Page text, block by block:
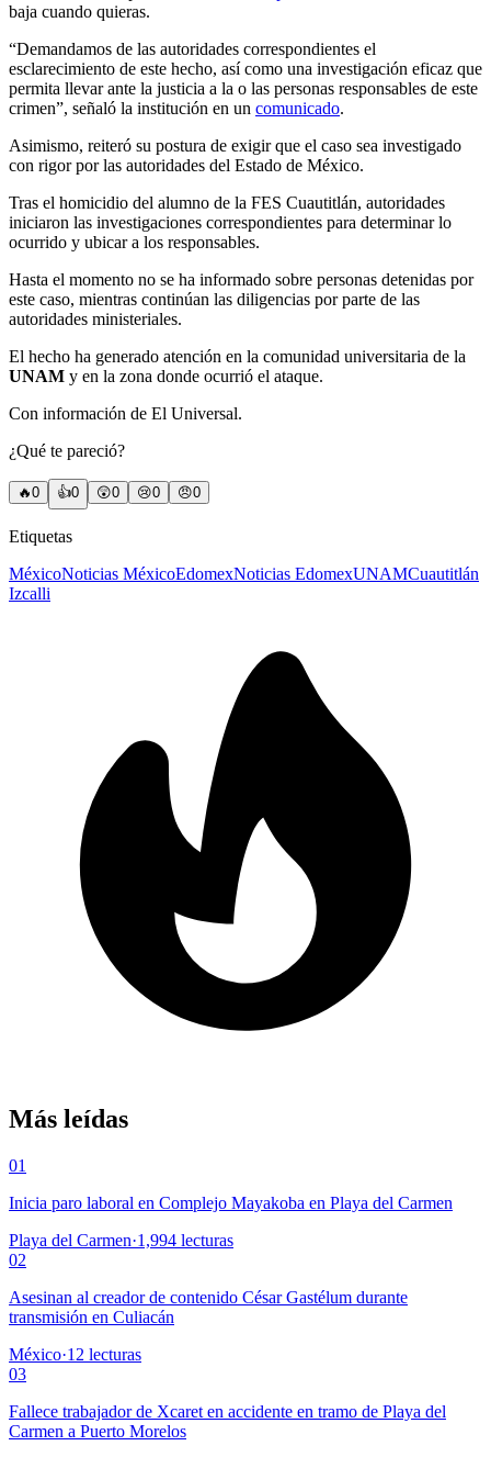
baja cuando quieras.
“Demandamos de las autoridades correspondientes el
esclarecimiento de este hecho, así como una investigación eficaz que
permita llevar ante la justicia a la o las personas responsables de este
crimen”, señaló la institución en un comunicado.
Asimismo, reiteró su postura de exigir que el caso sea investigado
con rigor por las autoridades del Estado de México.
Tras el homicidio del alumno de la FES Cuautitlán, autoridades
iniciaron las investigaciones correspondientes para determinar lo
ocurrido y ubicar a los responsables.
Hasta el momento no se ha informado sobre personas detenidas por
este caso, mientras continúan las diligencias por parte de las
autoridades ministeriales.
El hecho ha generado atención en la comunidad universitaria de la
UNAM y en la zona donde ocurrió el ataque.
Con información de El Universal.
¿Qué te pareció?
🔥0 👍0 😲0 😢0 😠0
Etiquetas
MéxicoNoticias MéxicoEdomexNoticias EdomexUNAMCuautitlán
Izcalli
Más leídas
01
Inicia paro laboral en Complejo Mayakoba en Playa del Carmen
Playa del Carmen·1,994 lecturas
02
Asesinan al creador de contenido César Gastélum durante
transmisión en Culiacán
México·12 lecturas
03
Fallece trabajador de Xcaret en accidente en tramo de Playa del
Carmen a Puerto Morelos